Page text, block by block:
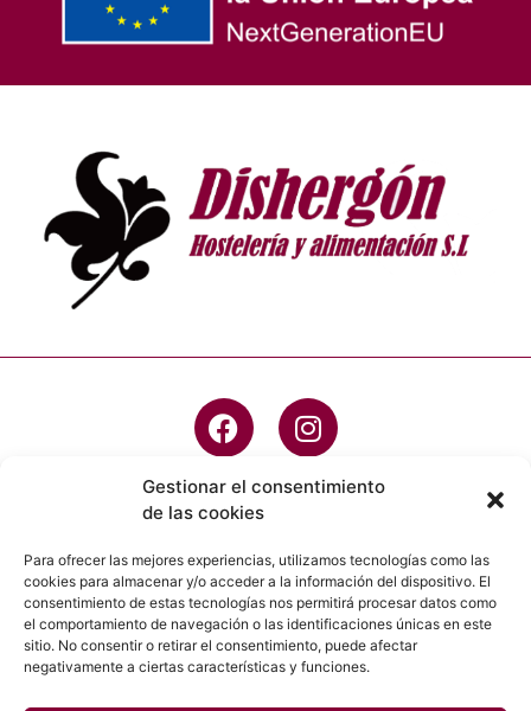
Gestionar el consentimiento
de las cookies
Para ofrecer las mejores experiencias, utilizamos tecnologías como las
cookies para almacenar y/o acceder a la información del dispositivo. El
consentimiento de estas tecnologías nos permitirá procesar datos como
el comportamiento de navegación o las identificaciones únicas en este
sitio. No consentir o retirar el consentimiento, puede afectar
negativamente a ciertas características y funciones.
info@dishergon.es
923 20 45 05
C/ Robledo, 49 - PG IND, Villares de la
Reina, 37184 , Salamanca